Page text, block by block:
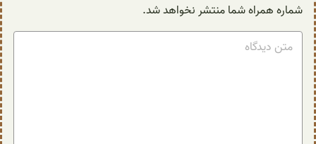
شماره همراه شما منتشر نخواهد شد.